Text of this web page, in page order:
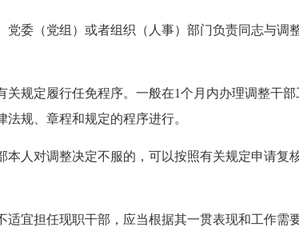
党委（党组）或者组织（人事）部门负责同志与
关规定履行任免程序。一般在1个月内办理调整干
法规、章程和规定的程序进行。
人对调整决定不服的，可以按照有关规定申请复
宜担任现职干部，应当根据其一贯表现和工作需